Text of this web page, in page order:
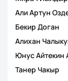
Али Артун
Бекир Доган
Алихан
Юнус Айтекин
Танер Чакыр